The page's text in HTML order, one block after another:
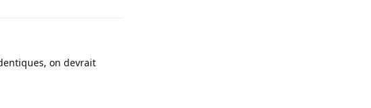
on devrait